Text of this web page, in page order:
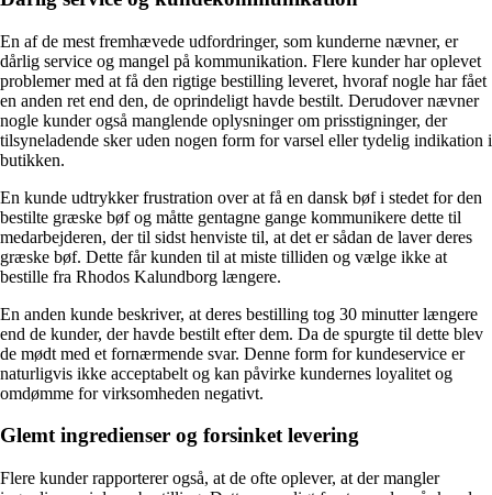
En af de mest fremhævede udfordringer, som kunderne nævner, er
dårlig service og mangel på kommunikation. Flere kunder har oplevet
problemer med at få den rigtige bestilling leveret, hvoraf nogle har fået
en anden ret end den, de oprindeligt havde bestilt. Derudover nævner
nogle kunder også manglende oplysninger om prisstigninger, der
tilsyneladende sker uden nogen form for varsel eller tydelig indikation i
butikken.
En kunde udtrykker frustration over at få en dansk bøf i stedet for den
bestilte græske bøf og måtte gentagne gange kommunikere dette til
medarbejderen, der til sidst henviste til, at det er sådan de laver deres
græske bøf. Dette får kunden til at miste tilliden og vælge ikke at
bestille fra Rhodos Kalundborg længere.
En anden kunde beskriver, at deres bestilling tog 30 minutter længere
end de kunder, der havde bestilt efter dem. Da de spurgte til dette blev
de mødt med et fornærmende svar. Denne form for kundeservice er
naturligvis ikke acceptabelt og kan påvirke kundernes loyalitet og
omdømme for virksomheden negativt.
Glemt ingredienser og forsinket levering
Flere kunder rapporterer også, at de ofte oplever, at der mangler